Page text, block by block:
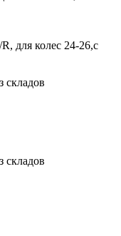
для колес 24-26,с
складов
складов